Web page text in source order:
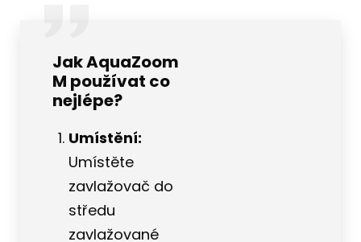
Jak AquaZoom
M používat co
nejlépe?
Umístění:
Umístěte
zavlažovač do
středu
zavlažované